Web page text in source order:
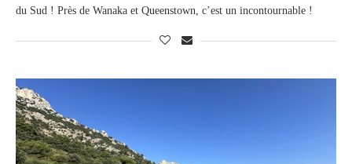
du Sud ! Près de Wanaka et Queenstown, c’est un incontournable !